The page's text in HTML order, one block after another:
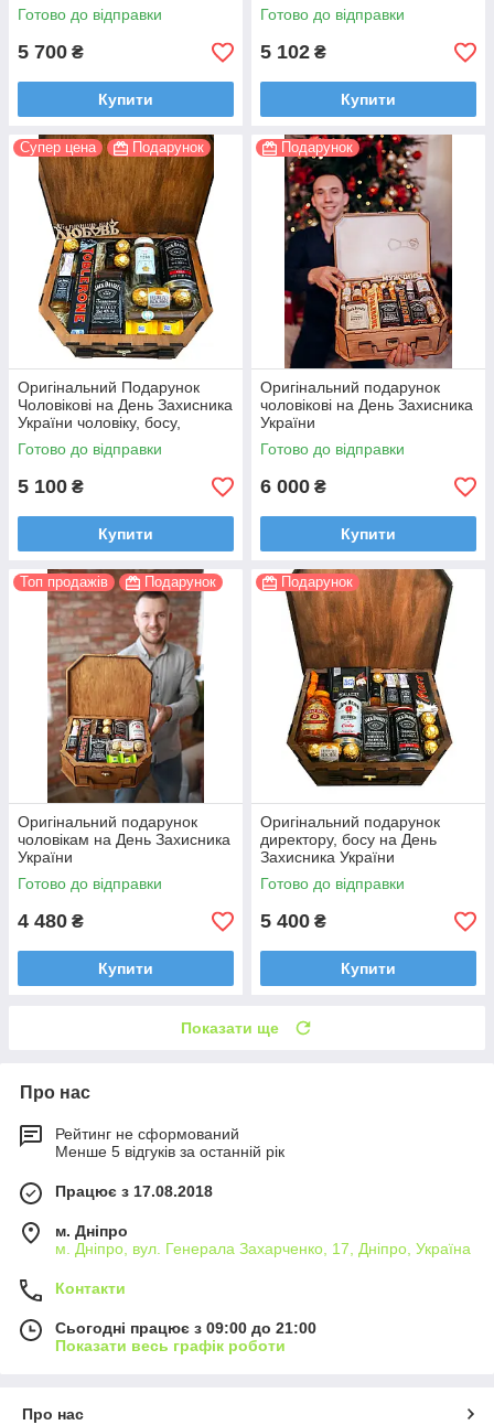
начальнику братові татові на
ювілей
Готово до відправки
5 700 ₴
Купити
начальнику корпоративні
подарунки
Готово до відправки
5 102 ₴
Купити
Супер цена Подарунок
Оригінальний Подарунок
Чоловікові на День Захисника
України чоловіку, босу,
хлопцеві, начальнику
Готово до відправки
5 100 ₴
Купити
Подарунок
Оригінальний подарунок
чоловікові на День Захисника
України
Готово до відправки
6 000 ₴
Купити
Топ продажів Подарунок
Оригінальний подарунок
чоловікам на День Захисника
України
Готово до відправки
4 480 ₴
Купити
Подарунок
Оригінальний подарунок
директору, босу на День
Захисника України
Готово до відправки
5 400 ₴
Купити
Показати ще
Про нас
Рейтинг не сформований
Менше 5 відгуків за останній рік
Працює з 17.08.2018
м. Дніпро
м. Дніпро, вул. Генерала Захарченко, 17, Дніпро, Україна
Контакти
Сьогодні працює з 09:00 до 21:00
Показати весь графік роботи
Про нас